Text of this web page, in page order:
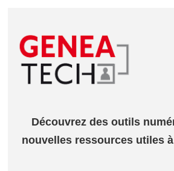
Découvrez des outils
nouvelles ressources utiles